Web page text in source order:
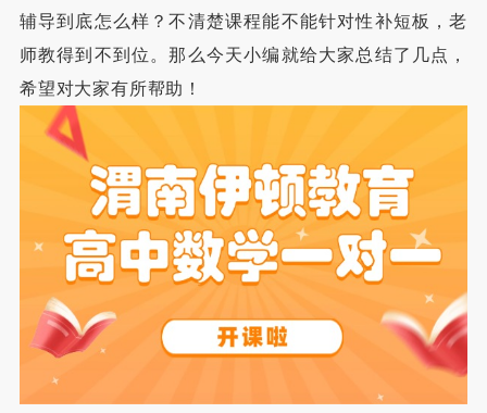
辅导到底怎么样？不清楚课程能不能针对性补短板，老
师教得到不到位。那么今天小编就给大家总结了几点，
希望对大家有所帮助！